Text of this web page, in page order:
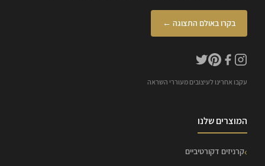
בקרו באולם התצוגה ←
עקבו אחרינו לעיצובים מעוררי השראה
המוצרים שלנו
קרניזים דקורטיביים